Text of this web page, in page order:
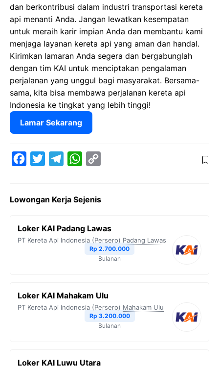
dan berkontribusi dalam industri transportasi kereta
api menanti Anda. Jangan lewatkan kesempatan
untuk meraih karir impian Anda dan membantu kami
menjaga layanan kereta api yang aman dan handal.
Kirimkan lamaran Anda segera dan bergabunglah
dengan tim KAI untuk menciptakan pengalaman
perjalanan yang unggul bagi masyarakat. Bersama-
sama, kita bisa membawa perjalanan kereta api
Indonesia ke tingkat yang lebih tinggi!
Lamar Sekarang
e
o
t
e
e
r
W
t
A
y
i
n
k
Lowongan Kerja Sejenis
Loker KAI Padang Lawas
PT Kereta Api Indonesia (Persero) Padang Lawas
Rp 2.700.000
Bulanan
Loker KAI Mahakam Ulu
PT Kereta Api Indonesia (Persero) Mahakam Ulu
Rp 3.200.000
Bulanan
Loker KAI Luwu Utara